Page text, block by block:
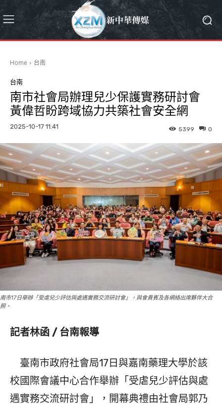
Home 台南
台南
南市社會局辦理兒少保護實務研討會
黃偉哲盼跨域協力共築社會安全網
2025-10-17 11:41 0
5399
南市17日舉辦「受虐兒少評估與處遇實務交流研討會」，與會貴賓及各網絡出席夥伴大合
照。
記者林函 / 台南報導
臺南市政府社會局17日與嘉南藥理大學於該
校國際會議中心合作舉辦「受虐兒少評估與處
遇實務交流研討會」，開幕典禮由社會局郭乃